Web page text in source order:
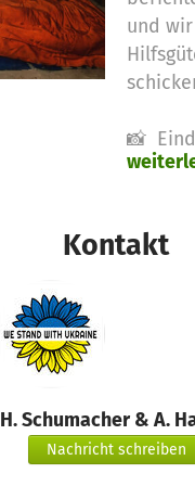
und
📸
In
Ukraine
Kontakt
H. Schumacher & A.
Nachricht schreiben